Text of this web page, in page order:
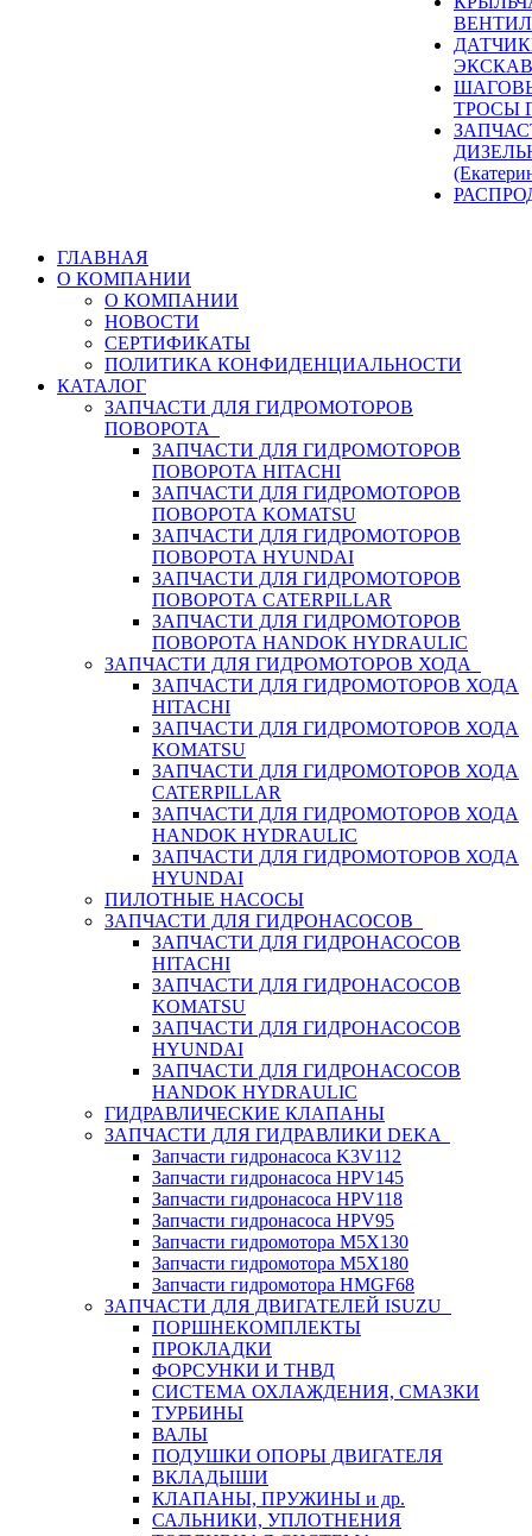
ТРОСЫ
ГЛАВНАЯ
О КОМПАНИИ
О КОМПАНИИ
НОВОСТИ
СЕРТИФИКАТЫ
ПОЛИТИКА КОНФИДЕНЦИАЛЬНОСТИ
КАТАЛОГ
ЗАПЧАСТИ ДЛЯ ГИДРОМОТОРОВ
ПОВОРОТА
ЗАПЧАСТИ ДЛЯ ГИДРОМОТОРОВ
ПОВОРОТА HITACHI
ЗАПЧАСТИ ДЛЯ ГИДРОМОТОРОВ
ПОВОРОТА KOMATSU
ЗАПЧАСТИ ДЛЯ ГИДРОМОТОРОВ
ПОВОРОТА HYUNDAI
ЗАПЧАСТИ ДЛЯ ГИДРОМОТОРОВ
ПОВОРОТА CATERPILLAR
ЗАПЧАСТИ ДЛЯ ГИДРОМОТОРОВ
ПОВОРОТА HANDOK HYDRAULIC
ЗАПЧАСТИ ДЛЯ ГИДРОМОТОРОВ ХОДА
ЗАПЧАСТИ ДЛЯ ГИДРОМОТОРОВ ХОДА
HITACHI
ЗАПЧАСТИ ДЛЯ ГИДРОМОТОРОВ ХОДА
KOMATSU
ЗАПЧАСТИ ДЛЯ ГИДРОМОТОРОВ ХОДА
CATERPILLAR
ЗАПЧАСТИ ДЛЯ ГИДРОМОТОРОВ ХОДА
HANDOK HYDRAULIC
ЗАПЧАСТИ ДЛЯ ГИДРОМОТОРОВ ХОДА
HYUNDAI
ПИЛОТНЫЕ НАСОСЫ
ЗАПЧАСТИ ДЛЯ ГИДРОНАСОСОВ
ЗАПЧАСТИ ДЛЯ ГИДРОНАСОСОВ
HITACHI
ЗАПЧАСТИ ДЛЯ ГИДРОНАСОСОВ
KOMATSU
ЗАПЧАСТИ ДЛЯ ГИДРОНАСОСОВ
HYUNDAI
ЗАПЧАСТИ ДЛЯ ГИДРОНАСОСОВ
HANDOK HYDRAULIC
ГИДРАВЛИЧЕСКИЕ КЛАПАНЫ
ЗАПЧАСТИ ДЛЯ ГИДРАВЛИКИ DEKA
Запчасти гидронасоса K3V112
Запчасти гидронасоса HPV145
Запчасти гидронасоса HPV118
Запчасти гидронасоса HPV95
Запчасти гидромотора M5X130
Запчасти гидромотора M5X180
Запчасти гидромотора HMGF68
ЗАПЧАСТИ ДЛЯ ДВИГАТЕЛЕЙ ISUZU
ПОРШНЕКОМПЛЕКТЫ
ПРОКЛАДКИ
ФОРСУНКИ И ТНВД
СИСТЕМА ОХЛАЖДЕНИЯ, СМАЗКИ
ТУРБИНЫ
ВАЛЫ
ПОДУШКИ ОПОРЫ ДВИГАТЕЛЯ
ВКЛАДЫШИ
КЛАПАНЫ, ПРУЖИНЫ и др.
САЛЬНИКИ, УПЛОТНЕНИЯ